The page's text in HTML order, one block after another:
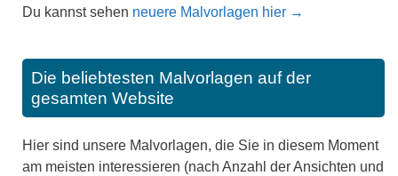
Du kannst sehen neuere Malvorlagen hier →
Die beliebtesten Malvorlagen auf der
gesamten Website
Hier sind unsere Malvorlagen, die Sie in diesem Moment
am meisten interessieren (nach Anzahl der Ansichten und